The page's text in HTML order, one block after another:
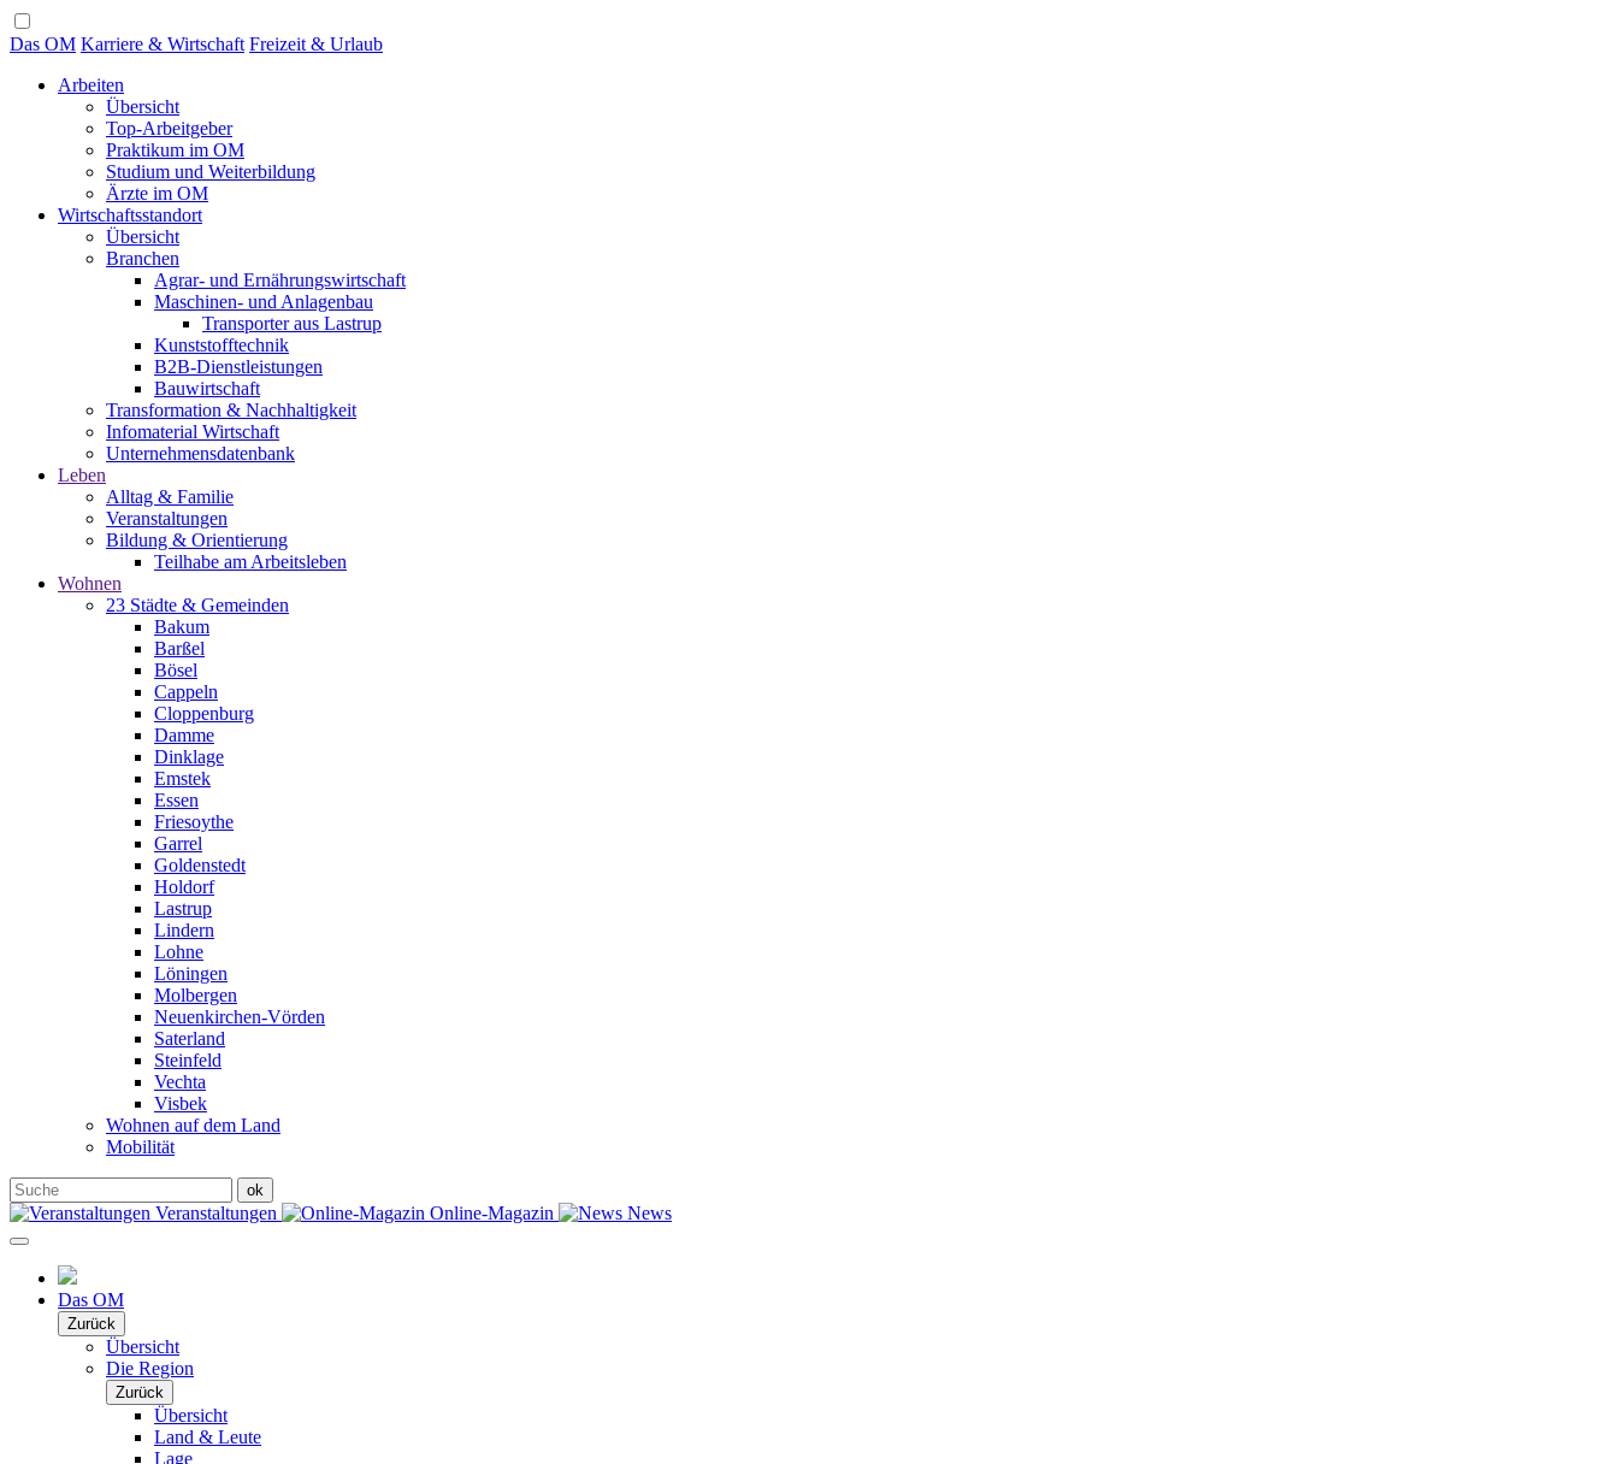
Das OM Karriere & Wirtschaft Freizeit & Urlaub
Arbeiten
Übersicht
Top-Arbeitgeber
Praktikum im OM
Studium und Weiterbildung
Ärzte im OM
Wirtschaftsstandort
Übersicht
Branchen
Agrar- und Ernährungswirtschaft
Maschinen- und Anlagenbau
Transporter aus Lastrup
Kunststofftechnik
B2B-Dienstleistungen
Bauwirtschaft
Transformation & Nachhaltigkeit
Infomaterial Wirtschaft
Unternehmensdatenbank
Leben
Alltag & Familie
Veranstaltungen
Bildung & Orientierung
Teilhabe am Arbeitsleben
Wohnen
23 Städte & Gemeinden
Bakum
Barßel
Bösel
Cappeln
Cloppenburg
Damme
Dinklage
Emstek
Essen
Friesoythe
Garrel
Goldenstedt
Holdorf
Lastrup
Lindern
Lohne
Löningen
Molbergen
Neuenkirchen-Vörden
Saterland
Steinfeld
Vechta
Visbek
Wohnen auf dem Land
Mobilität
Veranstaltungen Online-Magazin News
Das OM
Zurück
Übersicht
Die Region
Zurück
Übersicht
Land & Leute
Lage